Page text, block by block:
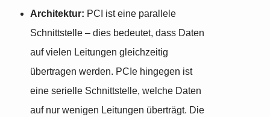
Architektur: PCI ist eine parallele
Schnittstelle – dies bedeutet, dass Daten
auf vielen Leitungen gleichzeitig
übertragen werden. PCIe hingegen ist
eine serielle Schnittstelle, welche Daten
auf nur wenigen Leitungen überträgt. Die